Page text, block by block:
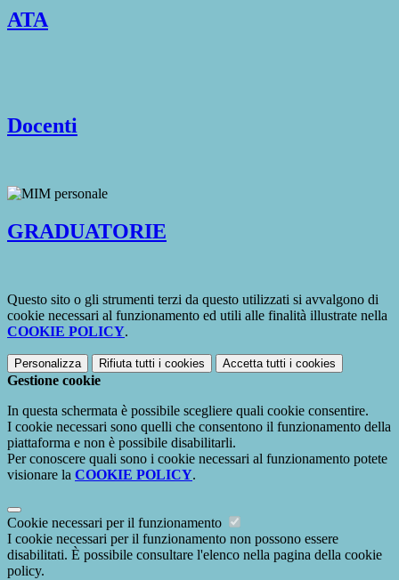
ATA
Docenti
GRADUATORIE
Questo sito o gli strumenti terzi da questo utilizzati si avvalgono di
cookie necessari al funzionamento ed utili alle finalità illustrate nella
COOKIE POLICY.
Personalizza Rifiuta tutti i cookies Accetta tutti i cookies
Gestione cookie
In questa schermata è possibile scegliere quali cookie consentire.
I cookie necessari sono quelli che consentono il funzionamento della
piattaforma e non è possibile disabilitarli.
Per conoscere quali sono i cookie necessari al funzionamento potete
visionare la COOKIE POLICY.
Cookie necessari per il funzionamento
I cookie necessari per il funzionamento non possono essere
disabilitati. È possibile consultare l'elenco nella pagina della cookie
policy.